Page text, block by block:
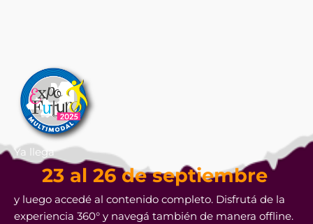
Ya llega
23 al 26 de septiembre
y luego accedé al contenido completo. Disfrutá de la
experiencia 360° y navegá también de manera offline.